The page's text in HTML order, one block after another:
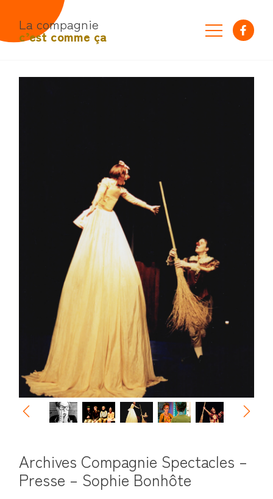
La compagnie
c’est comme ça
Archives Compagnie Spectacles –
Presse – Sophie Bonhôte